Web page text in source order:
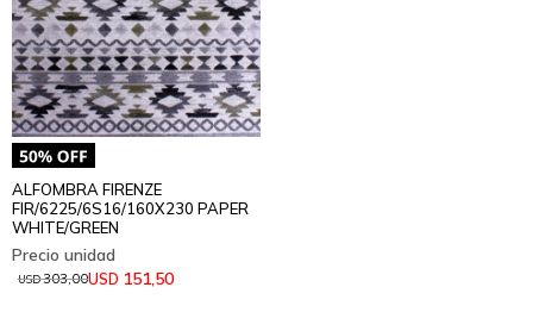
ALFOMBRA FIRENZE
FIR/6225/6S16/160X230 PAPER
WHITE/GREEN
USD 151,50
USD303,00